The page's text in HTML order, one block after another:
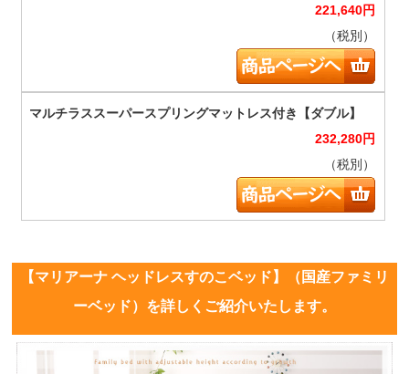
221,640円
（税別）
232,280円
（税別）
【マリアーナ ヘッドレスすのこベッド】（国産ファミリ
ーベッド）を詳しくご紹介いたします。